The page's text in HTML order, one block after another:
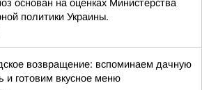
основан на оценках Министерства
политики Украины.
возвращение: вспоминаем дачную
и готовим вкусное меню